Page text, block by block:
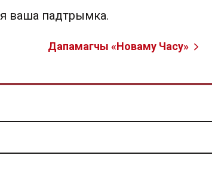
ваша падтрымка.
Дапамагчы «Новаму Часу»